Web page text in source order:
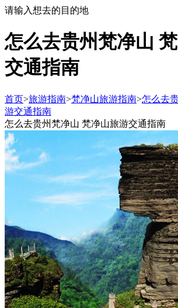
请输入想去的目的地
怎么去贵州梵净山
交通指南
首页>旅游指南>梵净山旅游指南>怎么去
游交通指南
怎么去贵州梵净山 梵净山旅游交通指南